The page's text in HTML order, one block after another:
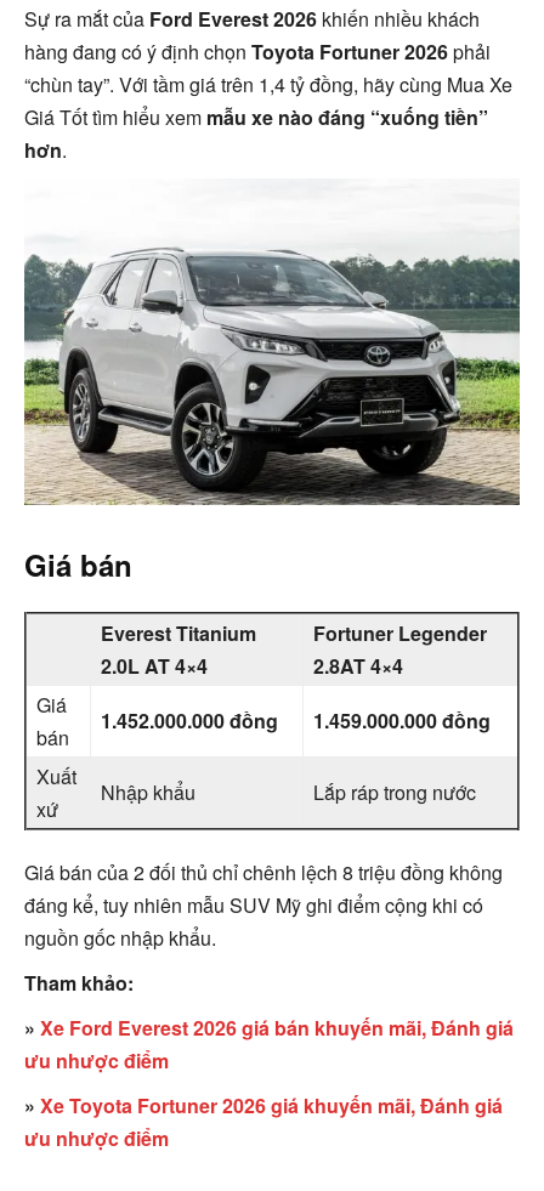
Sự ra mắt của Ford Everest 2026 khiến nhiều khách
hàng đang có ý định chọn Toyota Fortuner 2026phải
“chùn tay”. Với tầm giá trên 1,4 tỷ đồng, hãy cùng Mua Xe
Giá Tốt tìm hiểu xem mẫu xe nào đáng “xuống tiền”
hơn.
Giá bán
Everest Titanium
2.0L AT 4×4
Fortuner Legender
2.8AT 4×4
Giá
bán
1.452.000.000 đồng
1.459.000.000 đồng
Xuất
xứ
Nhập khẩu Lắp ráp trong nước
Giá bán của 2 đối thủ chỉ chênh lệch 8 triệu đồng không
đáng kể, tuy nhiên mẫu SUV Mỹ ghi điểm cộng khi có
nguồn gốc nhập khẩu.
Tham khảo:
» Xe Ford Everest 2026 giá bán khuyến mãi, Đánh giá
ưu nhược điểm
» Xe Toyota Fortuner 2026 giá khuyến mãi, Đánh giá
ưu nhược điểm